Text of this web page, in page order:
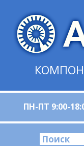
ПН-ПТ 9:00-